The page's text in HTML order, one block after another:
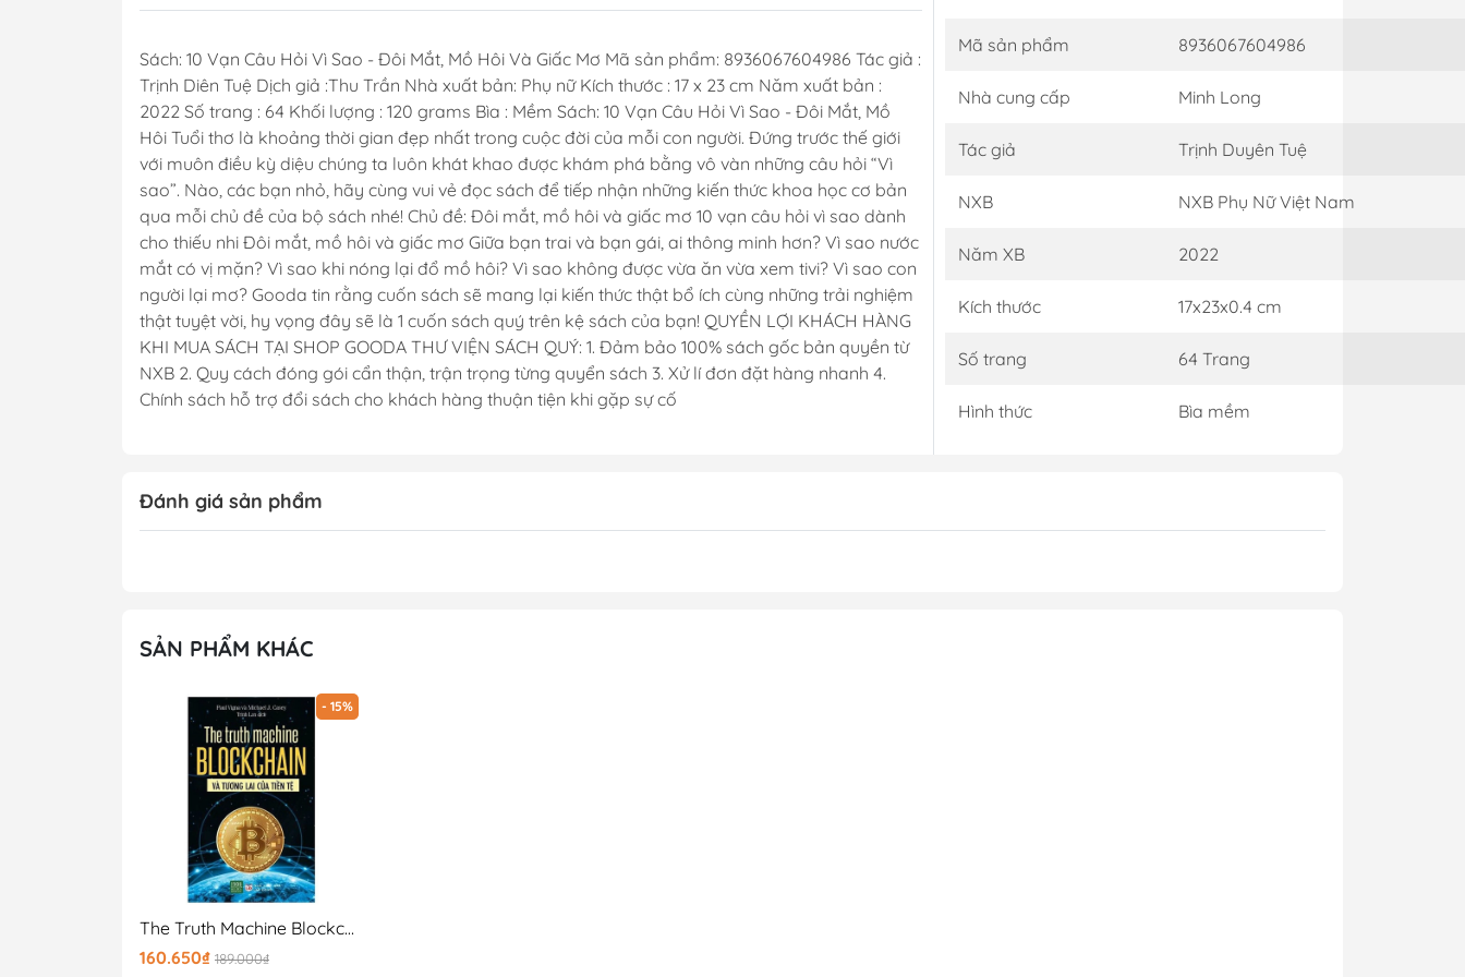
Sách: 10 Vạn Câu Hỏi Vì Sao - Đôi Mắt, Mồ Hôi Và Giấc Mơ Mã sản phẩm: 8936067604986 Tác giả :
Trịnh Diên Tuệ Dịch giả :Thu Trần Nhà xuất bản: Phụ nữ Kích thước : 17 x 23 cm Năm xuất bản :
2022 Số trang : 64 Khối lượng : 120 grams Bìa : Mềm Sách: 10 Vạn Câu Hỏi Vì Sao - Đôi Mắt, Mồ
Hôi Tuổi thơ là khoảng thời gian đẹp nhất trong cuộc đời của mỗi con người. Đứng trước thế giới
với muôn điều kỳ diệu chúng ta luôn khát khao được khám phá bằng vô vàn những câu hỏi “Vì
sao”. Nào, các bạn nhỏ, hãy cùng vui vẻ đọc sách để tiếp nhận những kiến thức khoa học cơ bản
qua mỗi chủ đề của bộ sách nhé! Chủ đề: Đôi mắt, mồ hôi và giấc mơ 10 vạn câu hỏi vì sao dành
cho thiếu nhi Đôi mắt, mồ hôi và giấc mơ Giữa bạn trai và bạn gái, ai thông minh hơn? Vì sao nước
mắt có vị mặn? Vì sao khi nóng lại đổ mồ hôi? Vì sao không được vừa ăn vừa xem tivi? Vì sao con
người lại mơ? Gooda tin rằng cuốn sách sẽ mang lại kiến thức thật bổ ích cùng những trải nghiệm
thật tuyệt vời, hy vọng đây sẽ là 1 cuốn sách quý trên kệ sách của bạn! QUYỀN LỢI KHÁCH HÀNG
KHI MUA SÁCH TẠI SHOP GOODA THƯ VIỆN SÁCH QUÝ: 1. Đảm bảo 100% sách gốc bản quyền từ
NXB 2. Quy cách đóng gói cẩn thận, trận trọng từng quyển sách 3. Xử lí đơn đặt hàng nhanh 4.
Chính sách hỗ trợ đổi sách cho khách hàng thuận tiện khi gặp sự cố
Mã sản phẩm 8936067604986
Nhà cung cấp Minh Long
Tác giả Trịnh Duyên Tuệ
NXB NXB Phụ Nữ Việt Nam
Năm XB 2022
Kích thước 17x23x0.4 cm
Số trang 64 Trang
Hình thức Bìa mềm
Đánh giá sản phẩm
SẢN PHẨM KHÁC
- 15%
The Truth Machine Blockchain Và Tương Lai Của Tiền Tệ
160.650₫ 189.000₫